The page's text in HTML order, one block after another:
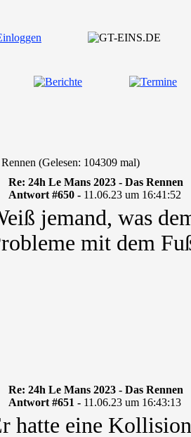
(Gelesen: 104309 mal)
Re: 24h Le Mans 2023 - Das Rennen
Antwort #650 - 11.06.23 um 16:41:52
jemand, was
mit dem
Re: 24h Le Mans 2023 - Das Rennen
Antwort #651 - 11.06.23 um 16:43:13
hatte eine